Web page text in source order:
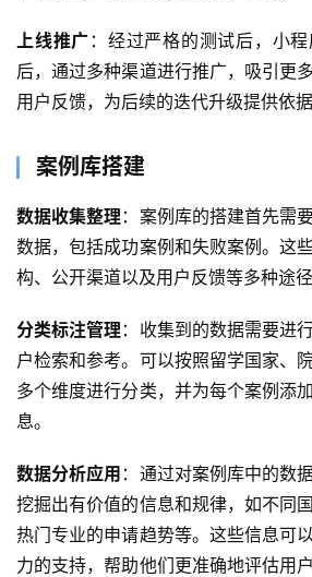
首
页
上线推广 ：经过严格的测试后，小
后，通过多种渠道进行推广，吸引更
用户反馈，为后续的迭代升级提供依据
案例库搭建
数据收集整理 ：案例库的搭建首先需
数据，包括成功案例和失败案例。这
构、公开渠道以及用户反馈等多种途径
分类标注管理 ：收集到的数据需要进
户检索和参考。可以按照留学国家、
多个维度进行分类，并为每个案例添
息。
数据分析应用 ：通过对案例库中的数
挖掘出有价值的信息和规律，如不同
热门专业的申请趋势等。这些信息可
力的支持，帮助他们更准确地评估用